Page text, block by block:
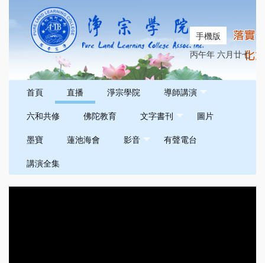
手機版
丙午年 六月廿七
首頁 直播 淨宗學院
導師講演
六和共修
佛陀教育 文字書刊
圖片
墨寶
蓮池海會 影音
有聲電台
講演全集